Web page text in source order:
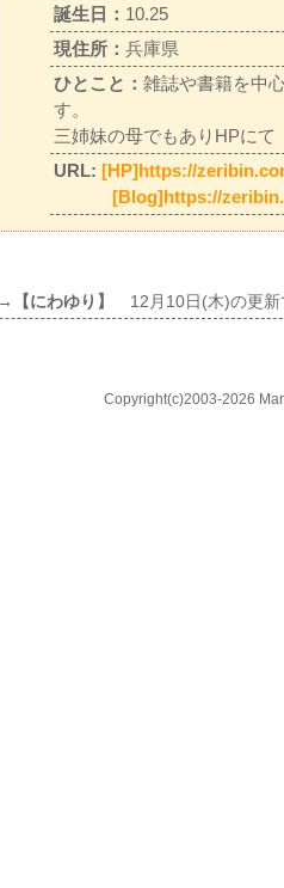
誕生日： 10.25
現住所： 兵庫県
ひとこと： 雑誌や書籍を中
す。
三姉妹の母でもありHPにて
URL: [HP]https://
[Blog]https://
【にわゆり】 12月10日(木)の更